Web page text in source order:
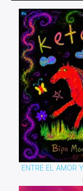
ENTRE EL AMOR